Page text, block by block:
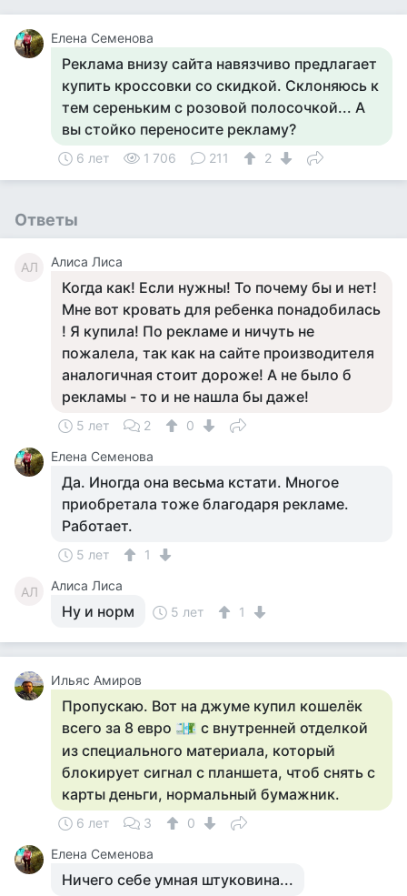
Елена Семенова
Реклама внизу сайта навязчиво предлагает
купить кроссовки со скидкой. Склоняюсь к
тем сереньким с розовой полосочкой... А
вы стойко переносите рекламу?
6 лет 1 706 211 2
Ответы
АЛ Алиса Лиса
Когда как! Если нужны! То почему бы и нет!
Мне вот кровать для ребенка понадобилась
! Я купила! По рекламе и ничуть не
пожалела, так как на сайте производителя
аналогичная стоит дороже! А не было б
рекламы - то и не нашла бы даже!
5 лет 2
0
Елена Семенова
Да. Иногда она весьма кстати. Многое
приобретала тоже благодаря рекламе.
Работает.
5 лет 1
АЛ Алиса Лиса
Ну и норм 5 лет 1
Ильяс Амиров
Пропускаю. Вот на джуме купил кошелёк
всего за 8 евро
с внутренней отделкой
из специального материала, который
блокирует сигнал с планшета, чтоб снять с
карты деньги, нормальный бумажник.
6 лет 3
0
Елена Семенова
Ничего себе умная штуковина...